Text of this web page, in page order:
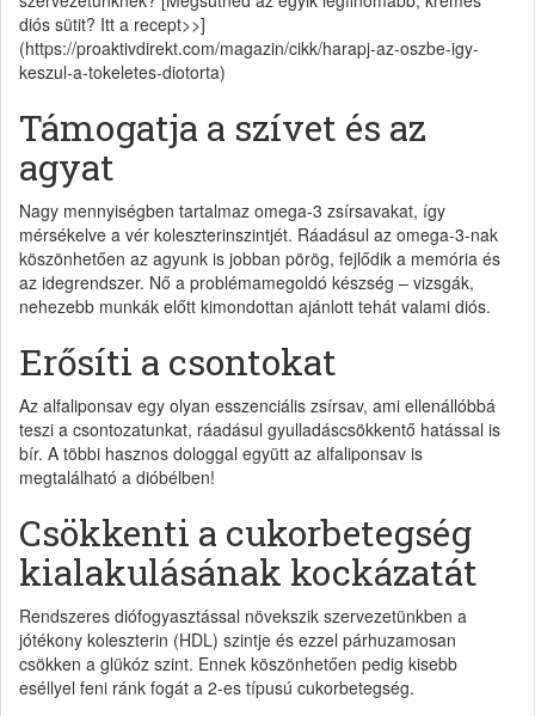
diós sütit? Itt a recept>>]
(https://proaktivdirekt.com/magazin/cikk/harapj-az-oszbe-igy-
keszul-a-tokeletes-diotorta)
Támogatja a szívet és az
agyat
Nagy mennyiségben tartalmaz omega-3 zsírsavakat, így
mérsékelve a vér koleszterinszintjét. Ráadásul az omega-3-nak
köszönhetően az agyunk is jobban pörög, fejlődik a memória és
az idegrendszer. Nő a problémamegoldó készség – vizsgák,
nehezebb munkák előtt kimondottan ajánlott tehát valami diós.
Erősíti a csontokat
Az alfaliponsav egy olyan esszenciális zsírsav, ami ellenállóbbá
teszi a csontozatunkat, ráadásul gyulladáscsökkentő hatással is
bír. A többi hasznos dologgal együtt az alfaliponsav is
megtalálható a dióbélben!
Csökkenti a cukorbetegség
kialakulásának kockázatát
Rendszeres diófogyasztással növekszik szervezetünkben a
jótékony koleszterin (HDL) szintje és ezzel párhuzamosan
csökken a glükóz szint. Ennek köszönhetően pedig kisebb
eséllyel feni ránk fogát a 2-es típusú cukorbetegség.